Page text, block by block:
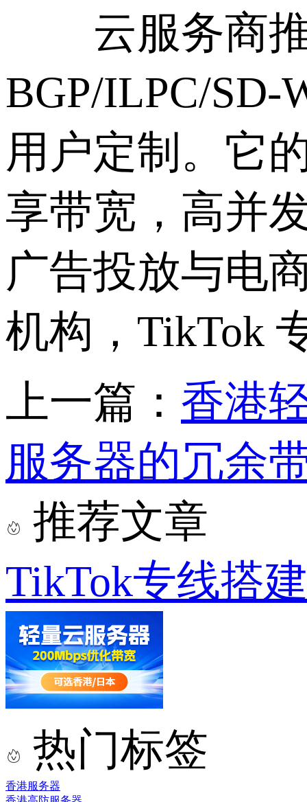
云服务商推
BGP/ILPC/SD-
用户定制。它
享带宽，高并
广告投放与电
机构，TikTok
上一篇： 香港
服务器的冗余
推荐文章
TikTok专线搭
热门标签
香港服务器